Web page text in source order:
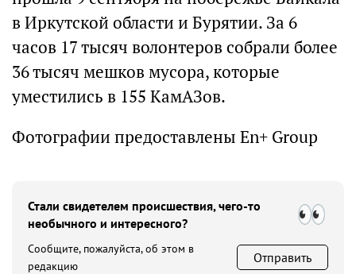
в Иркутской области и Бурятии. За 6
часов 17 тысяч волонтеров собрали более
36 тысяч мешков мусора, которые
уместились в 155 КамАЗов.
Фотографии предоставлены En+ Group
Стали свидетелем происшествия, чего-то
необычного и интересного?
Сообщите, пожалуйста, об этом в
редакцию
Отправить